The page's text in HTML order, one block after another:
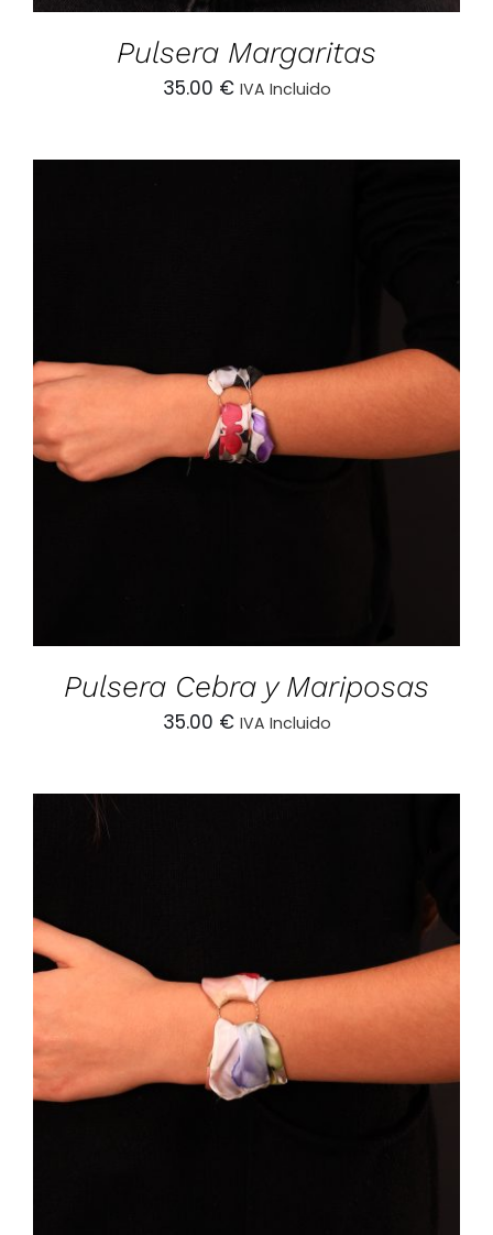
Pulsera Margaritas
35.00 € IVA Incluido
AÑADIR AL CARRITO DETALLES
Pulsera Cebra y Mariposas
35.00 € IVA Incluido
AÑADIR AL CARRITO /